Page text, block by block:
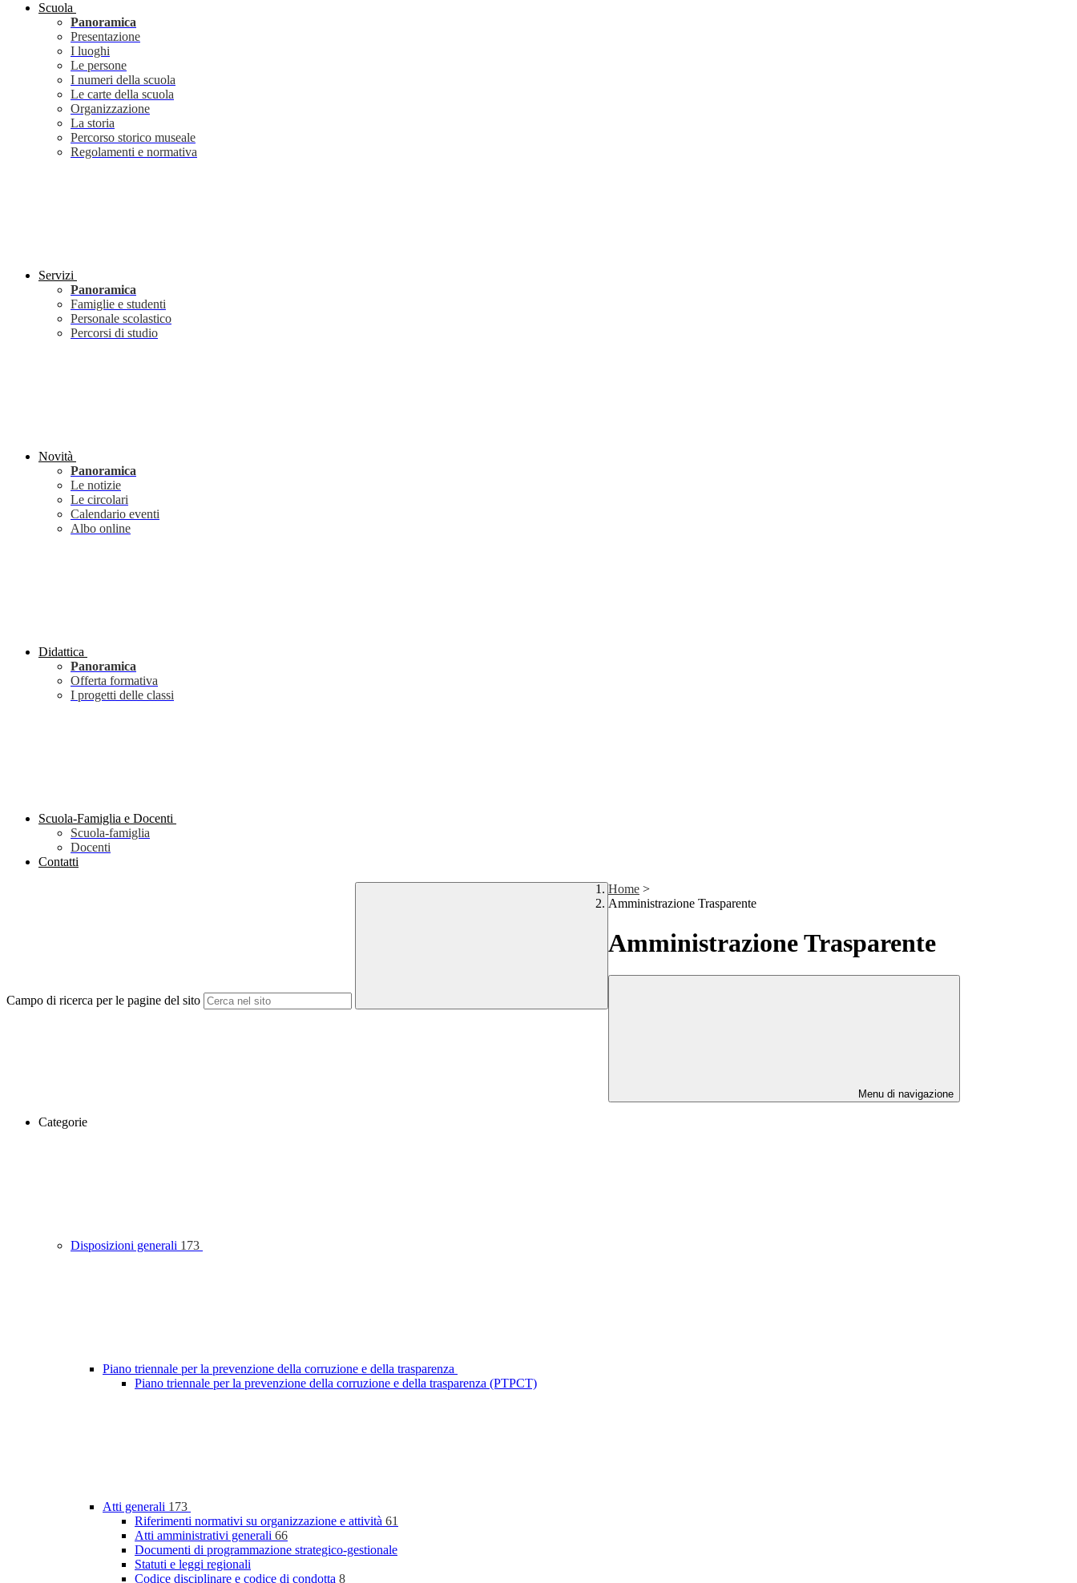
Scuola
Panoramica
Presentazione
I luoghi
Le persone
I numeri della scuola
Le carte della scuola
Organizzazione
La storia
Percorso storico museale
Regolamenti e normativa
Servizi
Panoramica
Famiglie e studenti
Personale scolastico
Percorsi di studio
Novità
Panoramica
Le notizie
Le circolari
Calendario eventi
Albo online
Didattica
Panoramica
Offerta formativa
I progetti delle classi
Scuola-Famiglia e Docenti
Scuola-famiglia
Docenti
Contatti
Campo di ricerca per le pagine del sito
Home >
Amministrazione Trasparente
Amministrazione Trasparente
Menu di navigazione
Categorie
Disposizioni generali 173
Piano triennale per la prevenzione della corruzione e della trasparenza
Piano triennale per la prevenzione della corruzione e della trasparenza (PTPCT)
Atti generali 173
Riferimenti normativi su organizzazione e attività 61
Atti amministrativi generali 66
Documenti di programmazione strategico-gestionale
Statuti e leggi regionali
Codice disciplinare e codice di condotta 8